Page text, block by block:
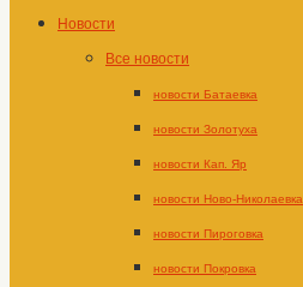
Новости
Все новости
новости Батаевка
новости Золотуха
новости Кап. Яр
новости Ново-Николаевка
новости Пироговка
новости Покровка